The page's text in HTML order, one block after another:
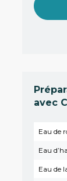
avec
Eau de
Eau
Eau de